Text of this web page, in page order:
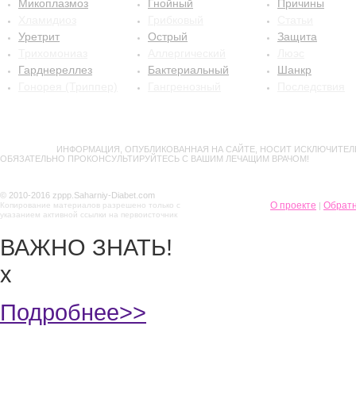
Микоплазмоз
Уретрит
Гарднереллез
Гнойный
Острый
Бактериальный
Причины
Защита
Шанкр
ИНФОРМАЦИЯ, ОПУБЛИКОВАННАЯ НА САЙТЕ, НОСИТ
ОБЯЗАТЕЛЬНО ПРОКОНСУЛЬТИРУЙТЕСЬ С ВАШИМ ЛЕЧАЩИМ ВРАЧОМ!
© 2010-2016 zppp.Saharniy-Diabet.com
Копирование материалов разрешено только с
указанием активной ссылки на первоисточник
О проекте |
ВАЖНО ЗНАТЬ!
х
Подробнее>>